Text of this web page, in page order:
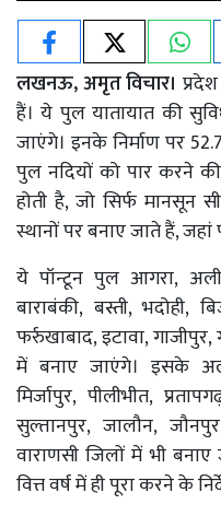
लखनऊ, अमृत विचार।
हैं। ये पुल यातायात की
जाएंगे। इनके निर्माण पर
पुल नदियों को पार करने
होती है, जो सिर्फ मानसून
स्थानों पर बनाए जाते हैं,
ये पॉन्टून पुल आगरा,
बाराबंकी, बस्ती, भदोही,
फर्रुखाबाद, इटावा,
में बनाए जाएंगे। इसके
मिर्जापुर, पीलीभीत,
सुल्तानपुर, जालौन,
वाराणसी जिलों में भी
वित्त वर्ष में ही पूरा करने के